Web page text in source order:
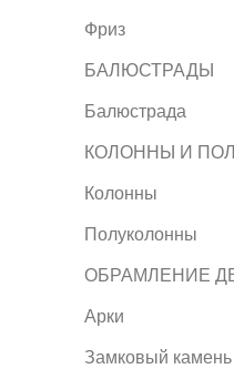
Фриз
БАЛЮСТРАДЫ
Балюстрада
КОЛОННЫ И
Колонны
Полуколонны
ОБРАМЛЕНИЕ
Арки
Замковый камень